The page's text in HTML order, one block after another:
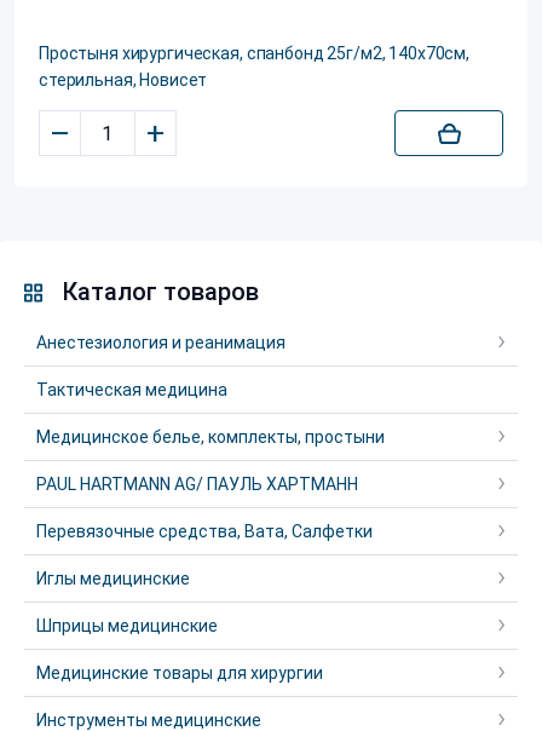
Простыня хирургическая, спанбонд 25г/м2, 140х70см,
стерильная, Новисет
– +
Каталог товаров
Анестезиология и реанимация
Тактическая медицина
Медицинское белье, комплекты, простыни
PAUL HARTMANN AG/ ПАУЛЬ ХАРТМАНН
Перевязочные средства, Вата, Салфетки
Иглы медицинские
Шприцы медицинские
Медицинские товары для хирургии
Инструменты медицинские